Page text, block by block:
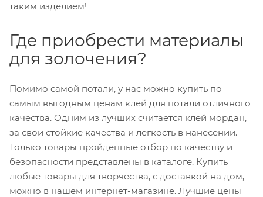
таким изделием!
Где приобрести материалы
для золочения?
Помимо самой потали, у нас можно купить по
самым выгодным ценам клей для потали отличного
качества. Одним из лучших считается клей мордан,
за свои стойкие качества и легкость в нанесении.
Только товары пройденные отбор по качеству и
безопасности представлены в каталоге. Купить
любые товары для творчества, с доставкой на дом,
можно в нашем интернет-магазине. Лучшие цены